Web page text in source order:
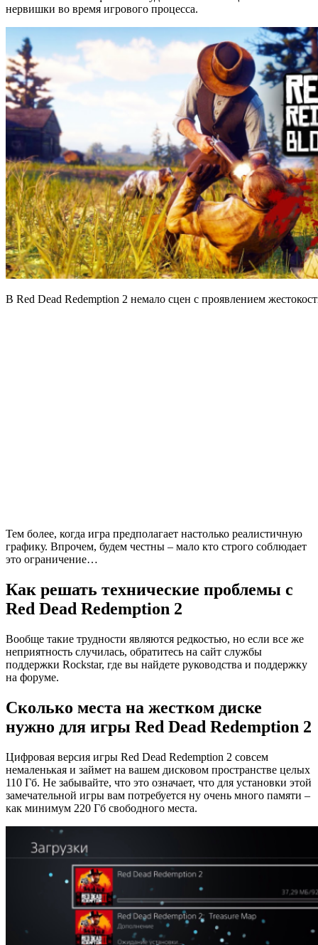
нервишки во время игрового процесса.
В Red Dead Redemption 2 немало сцен с проявлением
Тем более, когда игра предполагает настолько реалистичную
графику. Впрочем, будем честны – мало кто строго соблюдает
это ограничение…
Как решать технические проблемы с
Red Dead Redemption 2
Вообще такие трудности являются редкостью, но если все же
неприятность случилась, обратитесь на сайт службы
поддержки Rockstar, где вы найдете руководства и поддержку
на форуме.
Сколько места на жестком диске
нужно для игры Red Dead Redemption 2
Цифровая версия игры Red Dead Redemption 2 совсем
немаленькая и займет на вашем дисковом пространстве целых
110 Гб. Не забывайте, что это означает, что для установки этой
замечательной игры вам потребуется ну очень много памяти –
как минимум 220 Гб свободного места.